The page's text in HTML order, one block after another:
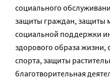
социального
защиты граждан, защиты
социальной поддержки
здорового образа жизни,
спорта, защиты
благотворительная